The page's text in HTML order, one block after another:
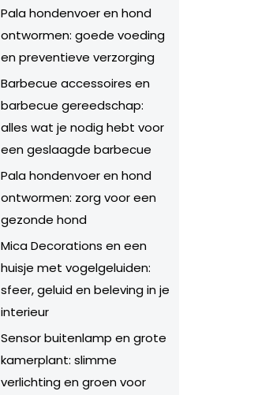
Pala hondenvoer en hond
ontwormen: goede voeding
en preventieve verzorging
Barbecue accessoires en
barbecue gereedschap:
alles wat je nodig hebt voor
een geslaagde barbecue
Pala hondenvoer en hond
ontwormen: zorg voor een
gezonde hond
Mica Decorations en een
huisje met vogelgeluiden:
sfeer, geluid en beleving in je
interieur
Sensor buitenlamp en grote
kamerplant: slimme
verlichting en groen voor